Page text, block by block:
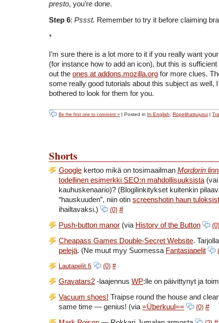
presto, you’re done.
Step 6: Pssst. Remember to try it before claiming
*
I’m sure there is a lot more to it if you really want
(for instance how to add an icon), but this is
out the ones at addons.mozilla.org for more clues.
some really good tutorials about this subject as well, I
bothered to look for them for you.
Be the first one to comment » | Posted in In English Ropelihattujutui |
Shorts
Google kertoo mikä on tosimaailman Mordorin
todellinen esimerkki SEO:n mahdollisuuksista (vai
kauhuskenaario)? (Blogilinkitykset kuitenkin
“hauskuuden”, niin otin screenshotin haun
ihailtavaksi.)
(0) #
Push-button manor (via History of the Button (0)
Cheapass Games Double-Secret Website.
pelejä. (Ne muut myy Suomessa Fantasiapelit
Lautapelit.fi (0) #
Gravatars2 -laajennus WP:lle on päivittynyt ja
Vacuum shoes! Traipse round the house and
same time — genius! (via =Überkuul== (0) #